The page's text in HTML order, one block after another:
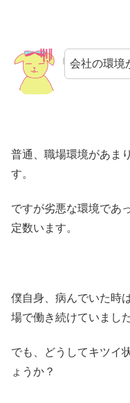
会社の環境
普通、職場環境があま
す。
ですが劣悪な環境であ
定数います。
僕自身、病んでいた時
場で働き続けていました
でも、どうしてキツイ
ょうか？